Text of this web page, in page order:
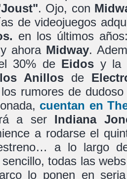
. Ojo, con
de videojuegos
en los últimos
y ahora Midway.
30% de Eidos y la
Anillosde
rumores de
cuentan en
a ser Indiana
a rodarse el
a lo largo
todas las
lo ponen en